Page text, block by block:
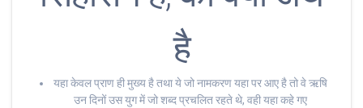
है
यहा केवल प्राण ही मुख्य है तथा ये जो नामकरण यहा पर आए है तो वे ऋषि
उन दिनों उस युग में जो शब्द प्रचलित रहते थे, वही यहा कहे गए